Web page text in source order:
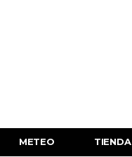
METEO TIENDA